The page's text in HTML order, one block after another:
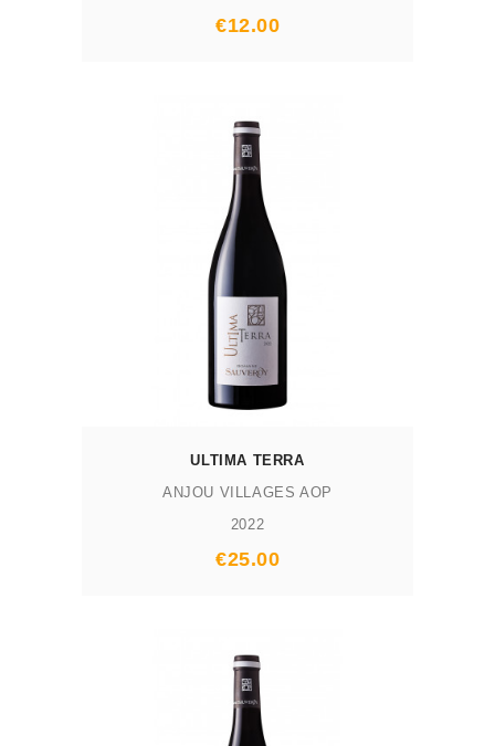
Prix
€12.00
ULTIMA TERRA
ANJOU VILLAGES AOP
2022
Prix
€25.00